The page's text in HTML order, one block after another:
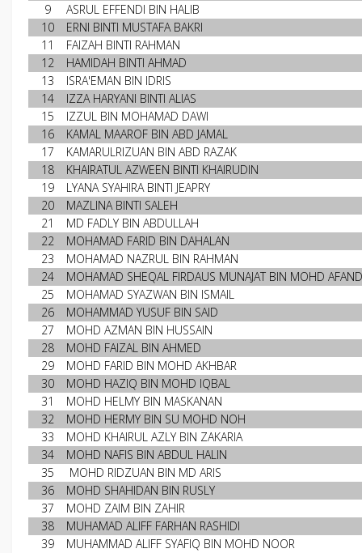
9
ASRUL EFFENDI BIN HALIB
10
ERNI BINTI MUSTAFA BAKRI
11
FAIZAH BINTI RAHMAN
12
HAMIDAH BINTI AHMAD
13
ISRA'EMAN BIN IDRIS
14
IZZA HARYANI BINTI ALIAS
15
IZZUL BIN MOHAMAD DAWI
16
KAMAL MAAROF BIN ABD JAMAL
17
KAMARULRIZUAN BIN ABD RAZAK
18
KHAIRATUL AZWEEN BINTI KHAIRUDIN
19
LYANA SYAHIRA BINTI JEAPRY
20
MAZLINA BINTI SALEH
21
MD FADLY BIN ABDULLAH
22
MOHAMAD FARID BIN DAHALAN
23
MOHAMAD NAZRUL BIN RAHMAN
24
MOHAMAD SHEQAL FIRDAUS MUNAJAT BIN MOHD
25
MOHAMAD SYAZWAN BIN ISMAIL
26
MOHAMMAD YUSUF BIN SAID
27
MOHD AZMAN BIN HUSSAIN
28
MOHD FAIZAL BIN AHMED
29
MOHD FARID BIN MOHD AKHBAR
30
MOHD HAZIQ BIN MOHD IQBAL
31
MOHD HELMY BIN MASKANAN
32
MOHD HERMY BIN SU MOHD NOH
33
MOHD KHAIRUL AZLY BIN ZAKARIA
34
MOHD NAFIS BIN ABDUL HALIN
35
MOHD RIDZUAN BIN MD ARIS
36
MOHD SHAHIDAN BIN RUSLY
37
MOHD ZAIM BIN ZAHIR
38
MUHAMAD ALIFF FARHAN RASHIDI
39
MUHAMMAD ALIFF SYAFIQ BIN MOHD NOOR